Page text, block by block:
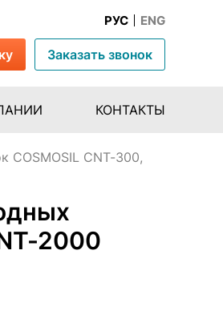
РУС ENG
Заказать звонок
КОНТАКТЫ
COSMOSIL CNT-300,
2000